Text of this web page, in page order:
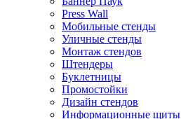
Press Wall
Мобильные стенды
Уличные стенды
Монтаж стендов
Штендеры
Буклетницы
Промостойки
Дизайн стендов
Информационные щиты